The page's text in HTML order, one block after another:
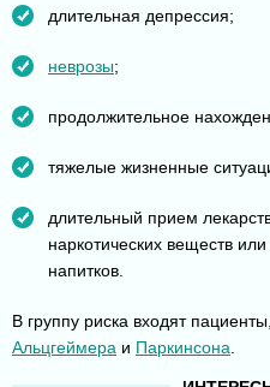
длительная депрессия;
неврозы;
продолжительное
тяжелые жизненные
длительный прием
наркотических веществ
напитков.
В группу риска входят
Альцгеймера и Паркинсона